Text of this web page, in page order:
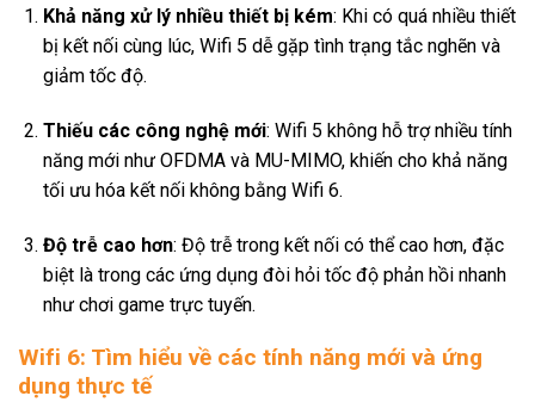
Khả năng xử lý nhiều thiết bị kém: Khi có quá nhiều thiết
bị kết nối cùng lúc, Wifi 5 dễ gặp tình trạng tắc nghẽn và
giảm tốc độ.
Thiếu các công nghệ mới: Wifi 5 không hỗ trợ nhiều tính
năng mới như OFDMA và MU-MIMO, khiến cho khả năng
tối ưu hóa kết nối không bằng Wifi 6.
Độ trễ cao hơn: Độ trễ trong kết nối có thể cao hơn, đặc
biệt là trong các ứng dụng đòi hỏi tốc độ phản hồi nhanh
như chơi game trực tuyến.
Wifi 6: Tìm hiểu về các tính năng mới và ứng
dụng thực tế